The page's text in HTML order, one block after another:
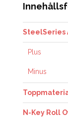
SteelSeries
Plus
Minus
N-Key Roll